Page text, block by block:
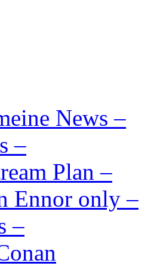
News –
–
Plan –
Ennor only –
–